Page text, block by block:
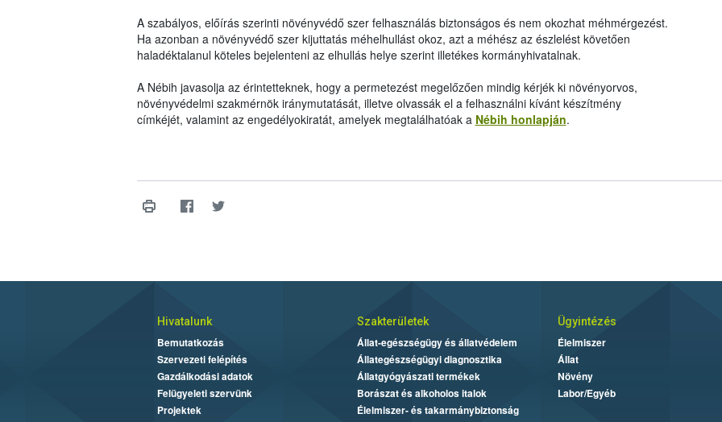
A szabályos, előírás szerinti növényvédő szer felhasználás biztonságos és nem okozhat méhmérgezést.
Ha azonban a növényvédő szer kijuttatás méhelhullást okoz, azt a méhész az észlelést követően
haladéktalanul köteles bejelenteni az elhullás helye szerint illetékes kormányhivatalnak.
A Nébih javasolja az érintetteknek, hogy a permetezést megelőzően mindig kérjék ki növényorvos,
növényvédelmi szakmérnök iránymutatását, illetve olvassák el a felhasználni kívánt készítmény
címkéjét, valamint az engedélyokiratát, amelyek megtalálhatóak a Nébih honlapján.
Hivatalunk
Bemutatkozás
Szervezeti felépítés
Gazdálkodási adatok
Felügyeleti szervünk
Projektek
Szakterületek
Állat-egészségügy és állatvédelem
Állategészségügyi diagnosztika
Állatgyógyászati termékek
Borászat és alkoholos italok
Élelmiszer- és takarmánybiztonság
Ügyintézés
Élelmiszer
Állat
Növény
Labor/Egyéb